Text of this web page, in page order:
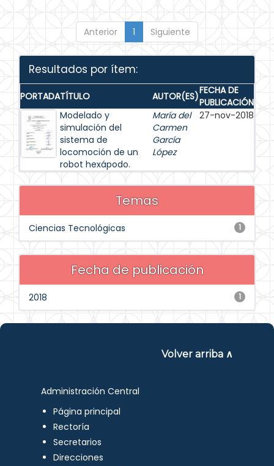
Anterior 1 Siguiente
Resultados por ítem:
PORTADATÍTULO AUTOR(ES)FECHA DE
PUBLICACIÓN
Modelado y
simulación del
sistema de
locomoción de un
robot hexápodo.
María del
Carmen
García
López
27-nov-2018
Temas
1
Ciencias Tecnológicas
Fecha de publicación
1
2018
Volver arriba ∧
Administración Central
Página principal
Rectoría
Secretarios
Direcciones